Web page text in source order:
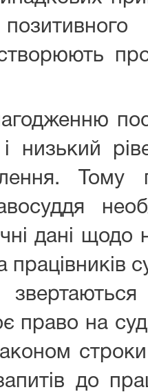
створюють
низький
Тому
дані
працівників
право на
до